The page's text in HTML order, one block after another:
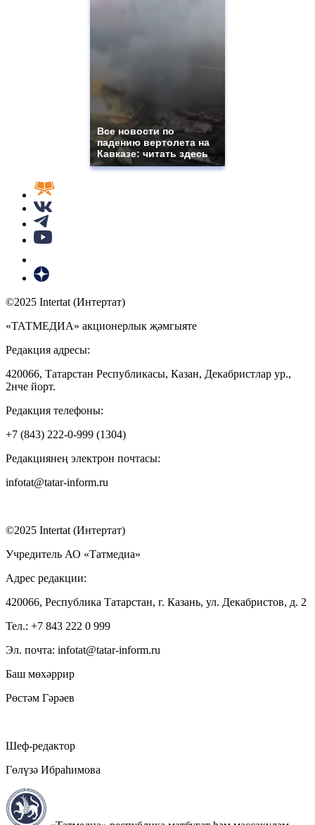
Все новости по
падению вертолета на
Кавказе: читать здесь
©2025 Intertat (Интертат)
«ТАТМЕДИА» акционерлык җәмгыяте
Редакция адресы:
420066, Татарстан Республикасы, Казан, Декабристлар ур.,
2нче йорт.
Редакция телефоны:
+7 (843) 222-0-999 (1304)
Редакциянең электрон почтасы:
infotat@tatar-inform.ru
©2025 Intertat (Интертат)
Учредитель АО «Татмедиа»
Адрес редакции:
420066, Республика Татарстан, г. Казань, ул. Декабристов, д. 2
Тел.: +7 843 222 0 999
Эл. почта: infotat@tatar-inform.ru
Баш мөхәррир
Рөстәм Гәрәев
Шеф-редактор
Гөлүзә Ибраһимова